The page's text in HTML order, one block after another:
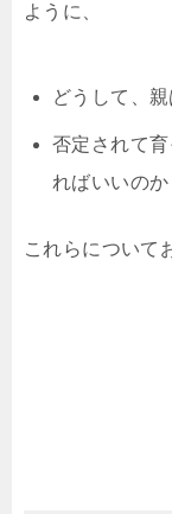
ように、
どうして、
否定されて
ればいいのか
これらについて